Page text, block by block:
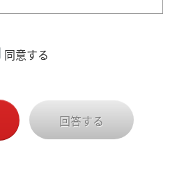
同意する
回答する